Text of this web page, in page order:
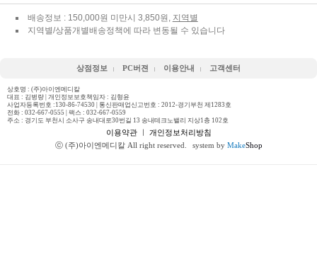
배송정보 : 150,000원 미만시 3,850원, 지역별
지역별/상품개별배송정책에 따라 변동될 수 있습니다
상점정보 PC버젼 이용안내 고객센터
상호명 : (주)아이엔메디칼
대표 : 김병량 | 개인정보보호책임자 : 김형윤
사업자등록번호 :130-86-74530 | 통신판매업신고번호 : 2012-경기부천 제1283호
전화 : 032-667-0555 | 팩스 : 032-667-0559
주소 : 경기도 부천시 소사구 송내대로30번길 13 송내테크노밸리 지상1층 102호
이용약관ㅣ 개인정보처리방침
ⓒ (주)아이엔메디칼 All right reserved.
system by MakeShop